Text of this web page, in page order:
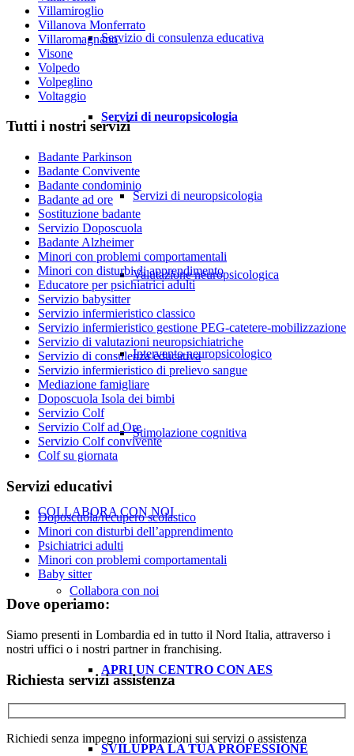
Servizio di consulenza educativa
Servizi di neuropsicologia
Servizi di neuropsicologia
Valutazione neuropsicologica
Intervento neuropsicologico
Stimolazione cognitiva
COLLABORA CON NOI
Collabora con noi
APRI UN CENTRO CON AES
SVILUPPA LA TUA PROFESSIONE
Villamiroglio
Villanova Monferrato
Villaromagnano
Visone
Volpedo
Volpeglino
Voltaggio
Tutti i nostri servizi
Badante Parkinson
Badante Convivente
Badante condominio
Badante ad ore
Sostituzione badante
Servizio Doposcuola
Badante Alzheimer
Minori con problemi comportamentali
Minori con disturbi di apprendimento
Educatore per psichiatrici adulti
Servizio babysitter
Servizio infermieristico classico
Servizio infermieristico gestione PEG-catetere-mobilizzazione
Servizio di valutazioni neuropsichiatriche
Servizio di consulenza educativa
Servizio infermieristico di prelievo sangue
Mediazione famigliare
Doposcuola Isola dei bimbi
Servizio Colf
Servizio Colf ad Ore
Servizio Colf convivente
Colf su giornata
Servizi educativi
Doposcuola/recupero scolastico
Minori con disturbi dell’apprendimento
Psichiatrici adulti
Minori con problemi comportamentali
Baby sitter
Dove operiamo:
Siamo presenti in Lombardia ed in tutto il Nord Italia, attraverso i
nostri uffici o i nostri partner in franchising.
Richiesta servizi assistenza
Richiedi senza impegno informazioni sui servizi o assistenza